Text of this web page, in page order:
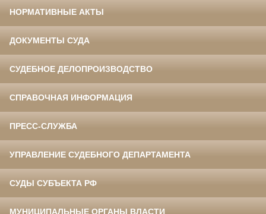
НОРМАТИВНЫЕ АКТЫ
ДОКУМЕНТЫ СУДА
СУДЕБНОЕ ДЕЛОПРОИЗВОДСТВО
СПРАВОЧНАЯ ИНФОРМАЦИЯ
ПРЕСС-СЛУЖБА
УПРАВЛЕНИЕ СУДЕБНОГО ДЕПАРТАМЕНТА
СУДЫ СУБЪЕКТА РФ
МУНИЦИПАЛЬНЫЕ ОРГАНЫ ВЛАСТИ